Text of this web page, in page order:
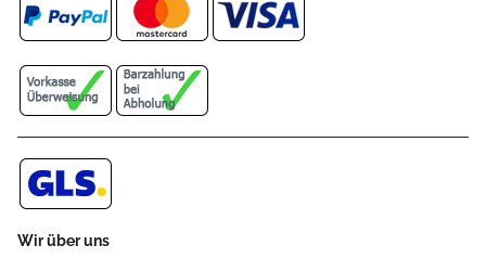
Wir über uns